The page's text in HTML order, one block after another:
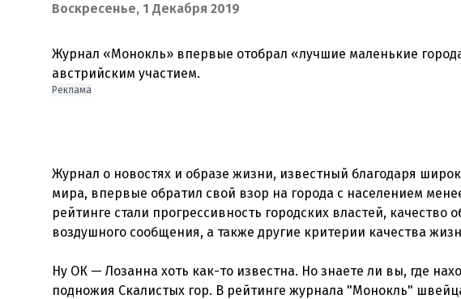
Воскресенье, 1 Декабря 2019
Журнал «Монокль» впервые отобрал «лучшие маленькие
Реклама
Журнал о новостях и образе жизни, известный благодаря
мира, впервые обратил свой взор на города с населением
рейтинге стали прогрессивность городских властей,
воздушного сообщения, а также другие критерии качества
Ну ОК — Лозанна хоть как-то известна. Но знаете ли вы, где
подножия Скалистых гор. В рейтинге журнала "Монокль"